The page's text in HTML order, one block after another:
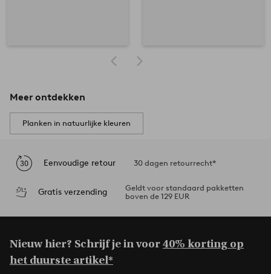
Meer ontdekken
Planken in natuurlijke kleuren
Eenvoudige retour 30 dagen retourrecht*
Gratis verzending
Geldt voor standaard pakketten
boven de 129 EUR
Nieuw hier? Schrijf je in voor40% korting op
het duurste artikel*